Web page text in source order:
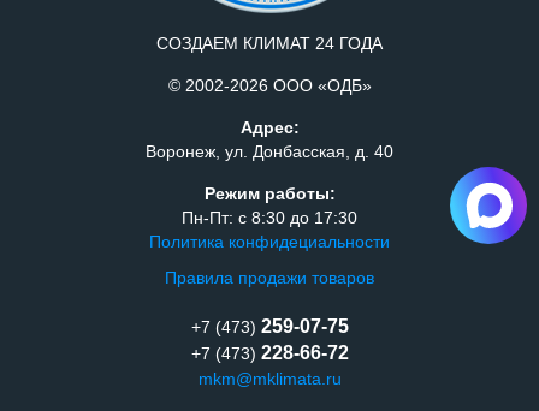
СОЗДАЕМ КЛИМАТ 24 ГОДА
© 2002-2026 ООО «ОДБ»
Адрес:
Воронеж, ул. Донбасская, д. 40
Режим работы:
Пн-Пт: с 8:30 до 17:30
Политика конфидециальности
Правила продажи товаров
+7 (473) 259-07-75
+7 (473) 228-66-72
mkm@mklimata.ru